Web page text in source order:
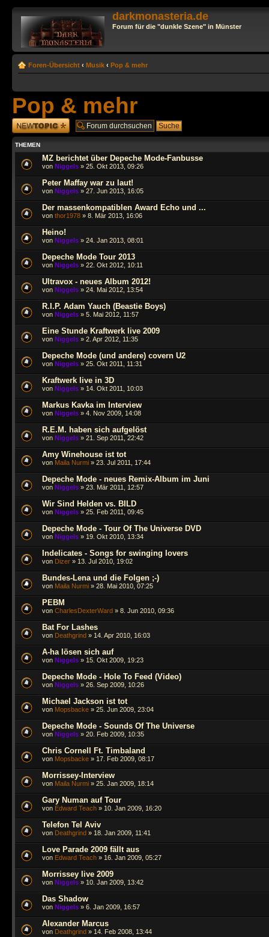
darkmonasteria.de
Forum für die "dunkle Szene" in Münster
Foren-Übersicht ‹ Musik ‹ Pop & mehr
Pop & mehr
Neues Thema
erstellen
THEMEN
MZ berichtet über Depeche Mode-Fanbusse
von Niggels » 25. Okt 2013, 09:26
Peter Maffay war zu laut!
von Niggels » 27. Jun 2013, 16:05
Der massenkompatiblen Award Echo und ...
von thor1978 » 8. Mär 2013, 16:06
Heino!
von Niggels » 24. Jan 2013, 08:01
Depeche Mode Tour 2013
von Niggels » 22. Okt 2012, 10:11
Ultravox - neues Album 2012!
von Niggels » 24. Mai 2012, 13:54
R.I.P. Adam Yauch (Beastie Boys)
von Niggels » 5. Mai 2012, 11:57
Eine Stunde Kraftwerk live 2009
von Niggels » 2. Apr 2012, 11:35
Depeche Mode (und andere) covern U2
von Niggels » 25. Okt 2011, 11:31
Kraftwerk live in 3D
von Niggels » 14. Okt 2011, 10:03
Markus Kavka im Interview
von Niggels » 4. Nov 2009, 14:08
R.E.M. haben sich aufgelöst
von Niggels » 21. Sep 2011, 22:42
Amy Winehouse ist tot
von Maila Nurmi » 23. Jul 2011, 17:44
Depeche Mode - neues Remix-Album im Juni
von Niggels » 23. Mär 2011, 12:57
Wir Sind Helden vs. BILD
von Niggels » 25. Feb 2011, 09:45
Depeche Mode - Tour Of The Universe DVD
von Niggels » 19. Okt 2010, 13:34
Indelicates - Songs for swinging lovers
von Dizer » 13. Jul 2010, 19:02
Bundes-Lena und die Folgen ;-)
von Maila Nurmi » 28. Mai 2010, 07:25
PEBM
von CharlesDexterWard » 8. Jun 2010, 09:36
Bat For Lashes
von Deathgrind » 14. Apr 2010, 16:03
A-ha lösen sich auf
von Niggels » 15. Okt 2009, 19:23
Depeche Mode - Hole To Feed (Video)
von Niggels » 26. Sep 2009, 10:26
Michael Jackson ist tot
von Mopsbacke » 25. Jun 2009, 23:04
Depeche Mode - Sounds Of The Universe
von Niggels » 20. Feb 2009, 10:35
Chris Cornell Ft. Timbaland
von Mopsbacke » 17. Feb 2009, 08:17
Morrissey-Interview
von Maila Nurmi » 25. Jan 2009, 18:14
Gary Numan auf Tour
von Edward Teach » 10. Jan 2009, 16:20
Telefon Tel Aviv
von Deathgrind » 18. Jan 2009, 11:41
Love Parade 2009 fällt aus
von Edward Teach » 16. Jan 2009, 05:27
Morrissey live 2009
von Niggels » 10. Jan 2009, 13:42
Das Shadow
von Niggels » 6. Jan 2009, 16:57
Alexander Marcus
von Deathgrind » 14. Feb 2008, 13:44